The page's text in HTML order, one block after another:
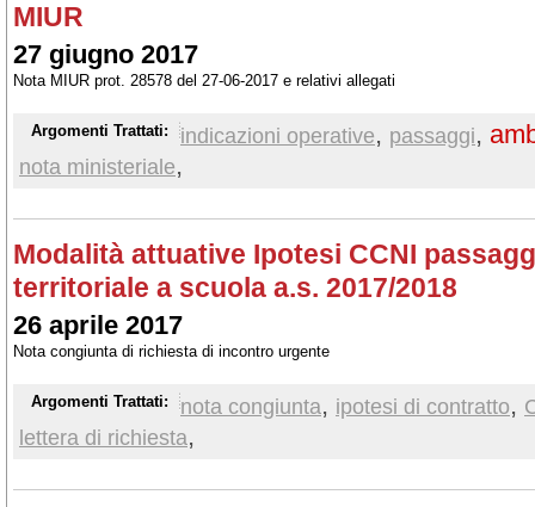
MIUR
27 giugno 2017
Nota MIUR prot. 28578 del 27-06-2017 e relativi allegati
Argomenti Trattati: indicazioni operative, passaggi,
nota ministeriale,
Modalità attuative Ipotesi CCNI
territoriale a scuola a.s. 2017/2018
26 aprile 2017
Nota congiunta di richiesta di incontro urgente
Argomenti Trattati: nota congiunta, ipotesi di contratto,
lettera di richiesta,